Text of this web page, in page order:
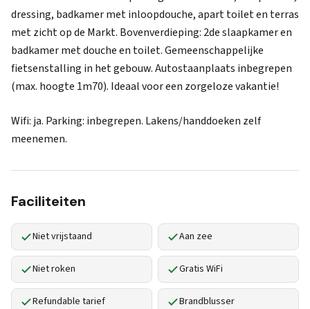
dressing, badkamer met inloopdouche, apart toilet en terras
met zicht op de Markt. Bovenverdieping: 2de slaapkamer en
badkamer met douche en toilet. Gemeenschappelijke
fietsenstalling in het gebouw. Autostaanplaats inbegrepen
(max. hoogte 1m70). Ideaal voor een zorgeloze vakantie!
Wifi: ja. Parking: inbegrepen. Lakens/handdoeken zelf
meenemen.
Faciliteiten
Niet vrijstaand Aan zee
Niet roken Gratis WiFi
Refundable tarief Brandblusser